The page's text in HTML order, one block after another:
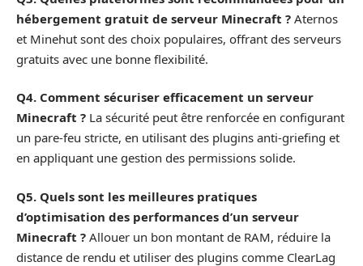
hébergement gratuit de serveur Minecraft ? Aternos
et Minehut sont des choix populaires, offrant des serveurs
gratuits avec une bonne flexibilité.
Q4. Comment sécuriser efficacement un serveur
Minecraft ? La sécurité peut être renforcée en configurant
un pare-feu stricte, en utilisant des plugins anti-griefing et
en appliquant une gestion des permissions solide.
Q5. Quels sont les meilleures pratiques
d’optimisation des performances d’un serveur
Minecraft ? Allouer un bon montant de RAM, réduire la
distance de rendu et utiliser des plugins comme ClearLag